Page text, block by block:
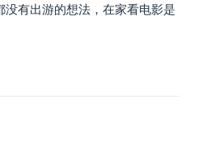
有出游的想法，在家看电影是